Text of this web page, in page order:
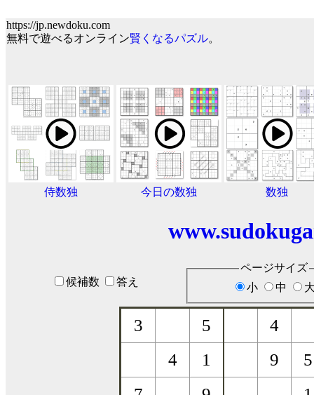
https://jp.newdoku.com
無料で遊べるオンライン賢くなるパズル。
侍数独 今日の数独 数独
候補数 答え
ページサイズ
小
中